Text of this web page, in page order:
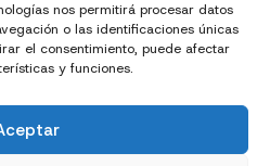
nos permitirá procesar datos
o las identificaciones únicas
el consentimiento, puede afectar
y funciones.